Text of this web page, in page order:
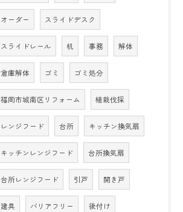
オーダー スライドデスク
スライドレール 机 事務 解体
倉庫解体 ゴミ ゴミ処分
福岡市城南区リフォーム 植栽伐採
レンジフード 台所 キッチン換気扇
キッチンレンジフード 台所換気扇
台所レンジフード 引戸 開き戸
建具 バリアフリー 後付け